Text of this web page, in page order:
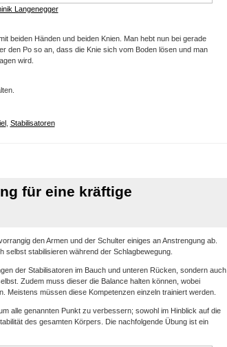
Langenegger
beiden Händen und beiden Knien. Man hebt nun bei gerade
den Po so an, dass die Knie sich vom Boden lösen und man
wird.
, Stabilisatoren
für eine kräftige
den Armen und der Schulter einiges an Anstrengung ab.
selbst stabilisieren während der Schlagbewegung.
der Stabilisatoren im Bauch und unteren Rücken, sondern auch
Zudem muss dieser die Balance halten können, wobei
Meistens müssen diese Kompetenzen einzeln trainiert werden.
alle genannten Punkt zu verbessern; sowohl im Hinblick auf die
des gesamten Körpers. Die nachfolgende Übung ist ein